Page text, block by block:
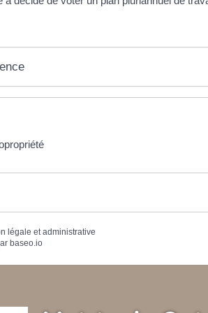
légale et administrative
baseo.io